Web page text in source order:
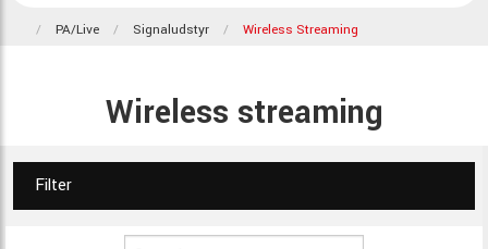
PA/Live Signaludstyr Wireless Streaming
Wireless streaming
Filter